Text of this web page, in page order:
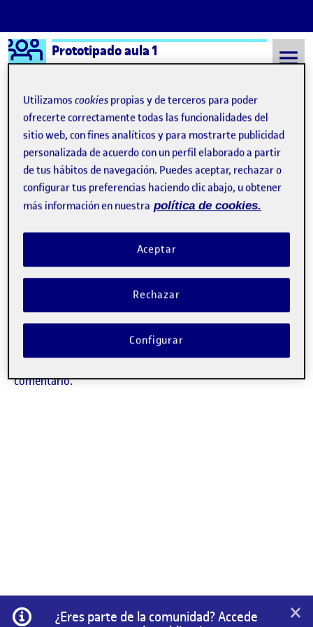
Saltar al contenido
Logo Ágora
Prototipado aula 1
Semestre 20221 - Aula 1 10 Enero, 2023
10 Enero, 2023
los objetos cotidianos
Visibilidad:
Pública-Fecha de publicación
10 Ene 202310 enero, 2023 10:03 pm
-comentarioen PEC 3 – Diseño Centrado en el
CONTRIBUTION
EN PEC 3 – DISEÑO CENTRADO EN EL
comentario.
Información
¿Eres parte de la comunidad? Accede
×
Utilizamoscookies propias y de terceros para poder
ofrecerte correctamente todas las funcionalidades del
sitio web, con fines analíticos y para mostrarte publicidad
personalizada de acuerdo con un perfil elaborado a partir
de tus hábitos de navegación. Puedes aceptar, rechazar o
configurar tus preferencias haciendo clic abajo, u obtener
más información en nuestra política de cookies.
Rechazar
Aceptar
Configurar